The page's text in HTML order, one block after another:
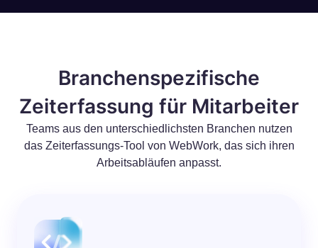
Branchenspezifische
Zeiterfassung für Mitarbeiter
Teams aus den unterschiedlichsten Branchen nutzen
das Zeiterfassungs-Tool von WebWork, das sich ihren
Arbeitsabläufen anpasst.